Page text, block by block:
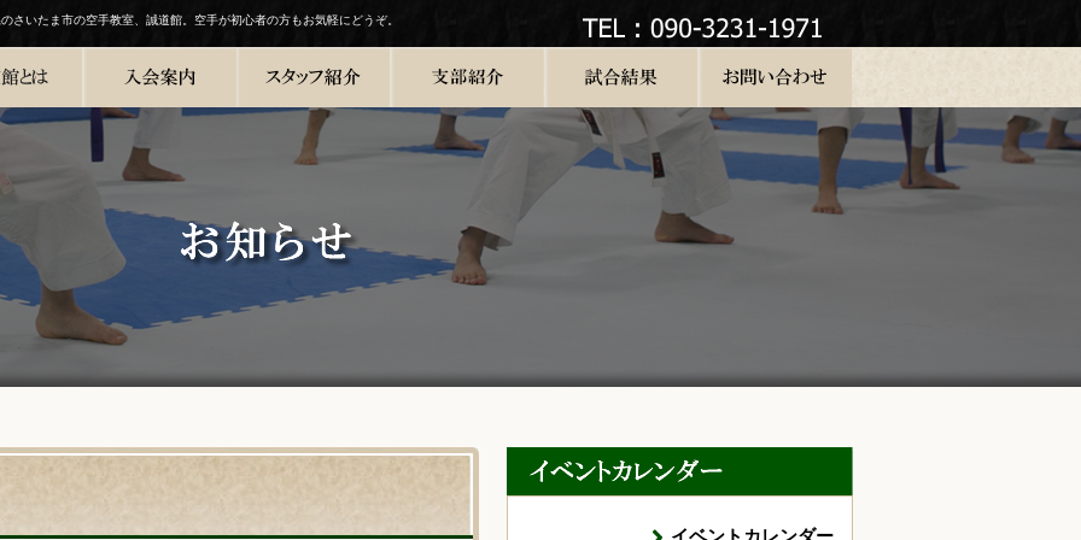
さいたま市の空手教室、誠道館。空手が初心者の方もお気軽にどうぞ。
イベントカレンダー